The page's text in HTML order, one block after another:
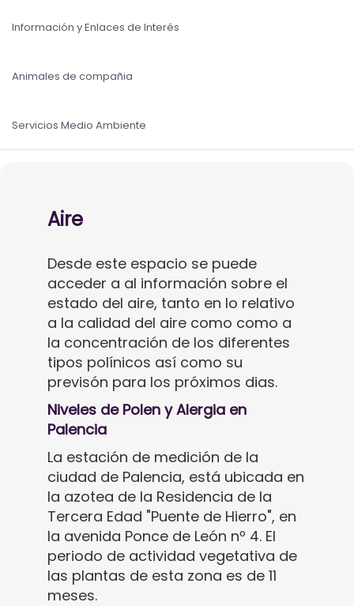
Información y Enlaces de Interés
Animales de compañia
Servicios Medio Ambiente
Aire
Desde este espacio se puede
acceder a al información sobre el
estado del aire, tanto en lo relativo
a la calidad del aire como como a
la concentración de los diferentes
tipos polínicos así como su
previsón para los próximos dias.
Niveles de Polen y Alergia en
Palencia
La estación de medición de la
ciudad de Palencia, está ubicada en
la azotea de la Residencia de la
Tercera Edad "Puente de Hierro", en
la avenida Ponce de León nº 4. El
periodo de actividad vegetativa de
las plantas de esta zona es de 11
meses.